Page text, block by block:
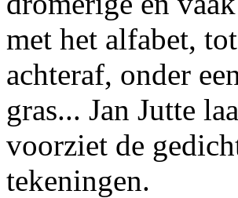
met het alfabet,
achteraf, onder
gras... Jan Jutte
voorziet de
tekeningen.